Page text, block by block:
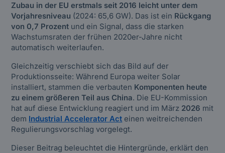
Zubau in der EU erstmals seit 2016 leicht unter dem
Vorjahresniveau (2024: 65,6 GW). Das ist ein Rückgang
von 0,7 Prozent und ein Signal, dass die starken
Wachstumsraten der frühen 2020er-Jahre nicht
automatisch weiterlaufen.
Gleichzeitig verschiebt sich das Bild auf der
Produktionsseite: Während Europa weiter Solar
installiert, stammen die verbauten Komponenten heute
zu einem größeren Teil aus China. Die EU-Kommission
hat auf diese Entwicklung reagiert und im März 2026 mit
dem Industrial Accelerator Act einen weitreichenden
Regulierungsvorschlag vorgelegt.
Dieser Beitrag beleuchtet die Hintergründe, erklärt den